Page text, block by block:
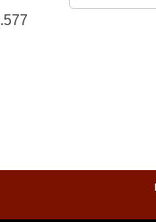
chất lượng gỗ khi
trên 20 năm với các